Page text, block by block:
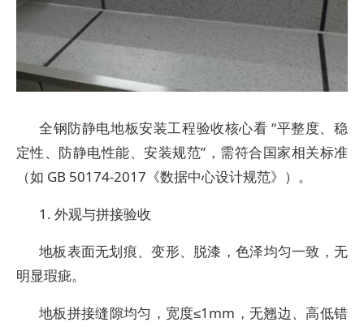
全钢防静电地板安装工程验收核心看 “平整度、稳
定性、防静电性能、安装规范”，需符合国家相关标准
（如 GB 50174-2017《数据中心设计规范》）。
1. 外观与拼接验收
地板表面无划痕、变形、脱漆，色泽均匀一致，无
明显瑕疵。
地板拼接缝隙均匀，宽度≤1mm，无翘边、高低错